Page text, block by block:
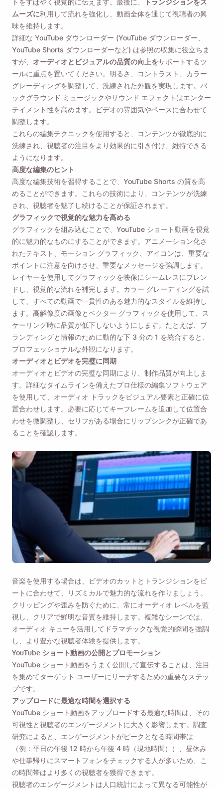
トをすばやく視覚的に伝えます。最後に、
トランジションをス
ムーズに利用して流れを強化し、動画全体を通じて視聴者の興
味を維持します。
詳細な YouTube ダウンローダー (YouTube ダウンローダー、
YouTube Shorts ダウンローダーなど) は参照の収集に役立ちま
すが、 オーディオとビジュアルの品質の向上をサポートするツ
ールに重点を置いてください。明るさ、コントラスト、カラー
グレーディングを調整して、洗練された外観を実現します。バ
ックグラウンド ミュージックやサウンド エフェクトはエンター
テイメント性を高めます。ビデオの雰囲気やペースに合わせて
調整します。
これらの編集テクニックを使用すると、コンテンツが徹底的に
洗練され、視聴者の注目をより効果的に引き付け、維持できる
ようになります。
高度な編集のヒント
高度な編集技術を習得することで、YouTube Shorts の質を高
めることができます。これらの技術により、コンテンツが洗練
され、視聴者を魅了し続けることが保証されます。
グラフィックで視覚的な魅力を高める
グラフィックを組み込むことで、YouTube ショート動画を視覚
的に魅力的なものにすることができます。アニメーション化さ
れたテキスト、モーション グラフィック、アイコンは、重要な
ポイントに注意を向けさせ、重要なメッセージを強調します。
レイヤーを使用してグラフィックを映像にシームレスにブレン
ドし、視覚的な流れを補完します。カラー グレーディングを試
して、すべての動画で一貫性のある魅力的なスタイルを維持し
ます。高解像度の画像とベクター グラフィックを使用して、ス
ケーリング時に品質が低下しないようにします。たとえば、ブ
ランディングと情報のために動的な下 3 分の 1 を統合すると、
プロフェッショナルな外観になります。
オーディオとビデオを完璧に同期
オーディオとビデオの完璧な同期により、制作品質が向上しま
す。詳細なタイムラインを備えたプロ仕様の編集ソフトウェア
を使用して、オーディオ トラックをビジュアル要素と正確に位
置合わせします。必要に応じてキーフレームを追加して位置合
わせを微調整し、セリフがある場合にリップシンクが正確であ
ることを確認します。
音楽を使用する場合は、ビデオのカットとトランジションをビ
ートに合わせて、リズミカルで魅力的な流れを作りましょう。
クリッピングや歪みを防ぐために、常にオーディオ レベルを監
視し、クリアで鮮明な音質を維持します。複雑なシーンでは、
オーディオ キューを活用してドラマチックな視覚的瞬間を強調
し、より豊かな視聴者体験を提供します。
YouTube ショート動画の公開とプロモーション
YouTube ショート動画をうまく公開して宣伝することは、注目
を集めてターゲット ユーザーにリーチするための重要なステッ
プです。
アップロードに最適な時間を選択する
YouTube ショート動画をアップロードする最適な時間は、その
可視性と視聴者のエンゲージメントに大きく影響します。調査
研究によると、エンゲージメントがピークとなる時間帯は
（例：平日の午後 12 時から午後 4 時（現地時間））、昼休み
や仕事帰りにスマートフォンをチェックする人が多いため、こ
の時間帯はより多くの視聴者を獲得できます。
視聴者のエンゲージメントは人口統計によって異なる可能性が